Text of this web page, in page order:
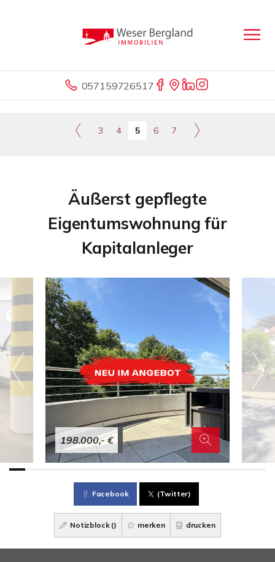
057159726517
3 4 5 6 7
Äußerst gepflegte
Eigentumswohnung für
Kapitalanleger
198.000,- €
Facebook (Twitter)
Notizblock () merken drucken